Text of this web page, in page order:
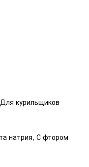
курильщиков
натрия, С фтором